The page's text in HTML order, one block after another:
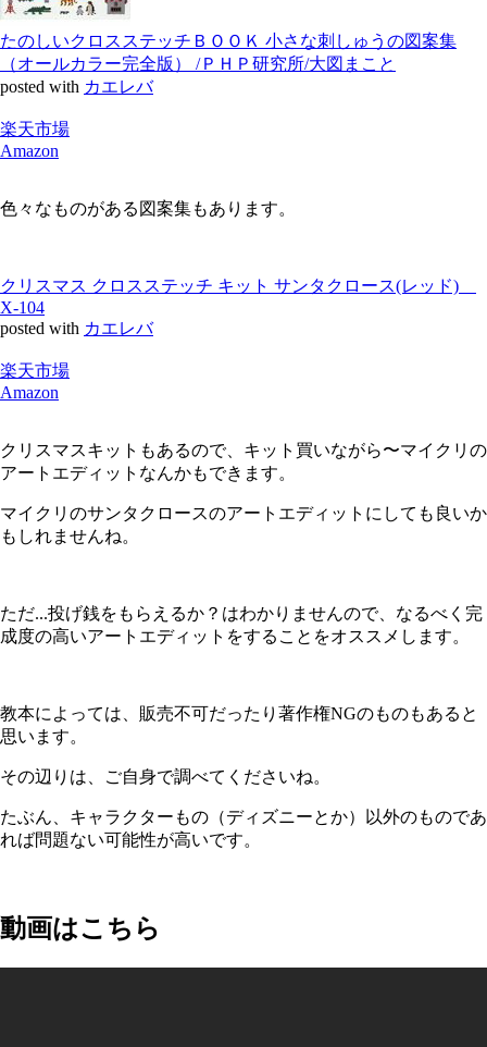
たのしいクロスステッチＢＯＯＫ 小さな刺しゅうの図案集
（オールカラー完全版） /ＰＨＰ研究所/大図まこと
posted with カエレバ
楽天市場
Amazon
色々なものがある図案集もあります。
クリスマス クロスステッチ キット サンタクロース(レッド)
X-104
posted with カエレバ
楽天市場
Amazon
クリスマスキットもあるので、キット買いながら〜マイクリの
アートエディットなんかもできます。
マイクリのサンタクロースのアートエディットにしても良いか
もしれませんね。
ただ...投げ銭をもらえるか？はわかりませんので、なるべく完
成度の高いアートエディットをすることをオススメします。
教本によっては、販売不可だったり著作権NGのものもあると
思います。
その辺りは、ご自身で調べてくださいね。
たぶん、キャラクターもの（ディズニーとか）以外のものであ
れば問題ない可能性が高いです。
動画はこちら